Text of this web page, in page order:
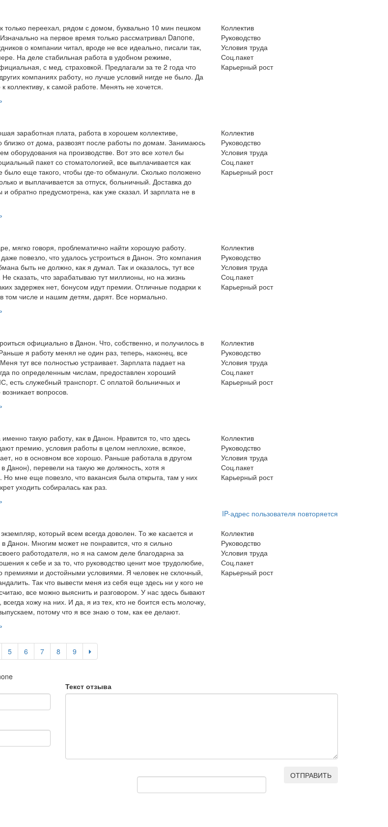
только переехал, рядом с домом, буквально 10 мин пешком
на первое время только рассматривал Danone,
о компании читал, вроде не все идеально, писали так,
На деле стабильная работа в удобном режиме,
с мед. страховкой. Предлагали за те 2 года что
компаниях работу, но лучше условий нигде не было. Да
коллективу, к самой работе. Менять не хочется.
Коллектив
Руководство
Условия труда
Соц.пакет
Карьерный рост
заработная плата, работа в хорошем коллективе,
близко от дома, развозят после работы по домам. Занимаюсь
оборудования на производстве. Вот это все хотел бы
пакет со стоматологией, все выплачивается как
было еще такого, чтобы где-то обманули. Сколько положено
и выплачивается за отпуск, больничный. Доставка до
и обратно предусмотрена, как уже сказал. И зарплата не в
Коллектив
Руководство
Условия труда
Соц.пакет
Карьерный рост
мягко говоря, проблематично найти хорошую работу.
повезло, что удалось устроиться в Данон. Это компания
быть не должно, как я думал. Так и оказалось, тут все
сказать, что зарабатываю тут миллионы, но на жизнь
задержек нет, бонусом идут премии. Отличные подарки к
том числе и нашим детям, дарят. Все нормально.
Коллектив
Руководство
Условия труда
Соц.пакет
Карьерный рост
официально в Данон. Что, собственно, и получилось в
я работу менял не один раз, теперь, наконец, все
тут все полностью устраивает. Зарплата падает на
по определенным числам, предоставлен хороший
есть служебный транспорт. С оплатой больничных и
вопросов.
Коллектив
Руководство
Условия труда
Соц.пакет
Карьерный рост
именно такую работу, как в Данон. Нравится то, что здесь
премию, условия работы в целом неплохие, всякое,
но в основном все хорошо. Раньше работала в другом
Данон), перевели на такую же должность, хотя я
Но мне еще повезло, что вакансия была открыта, там у них
уходить собиралась как раз.
Коллектив
Руководство
Условия труда
Соц.пакет
Карьерный рост
IP-адрес пользователя повторяется
который всем всегда доволен. То же касается и
Данон. Многим может не понравится, что я сильно
работодателя, но я на самом деле благодарна за
к себе и за то, что руководство ценит мое трудолюбие,
премиями и достойными условиями. Я человек не склочный,
Так что вывести меня из себя еще здесь ни у кого не
все можно выяснить и разговором. У нас здесь бывают
всегда хожу на них. И да, я из тех, кто не боится есть молочку,
потому что я все знаю о том, как ее делают.
Коллектив
Руководство
Условия труда
Соц.пакет
Карьерный рост
5 6 7 8 9
Текст отзыва
ОТПРАВИТЬ